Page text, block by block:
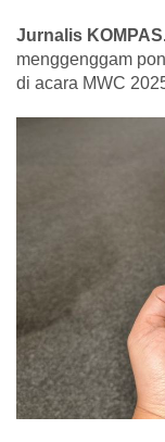
Jurnalis
menggenggam
di acara MWC